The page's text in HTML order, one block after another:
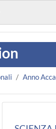
Anno